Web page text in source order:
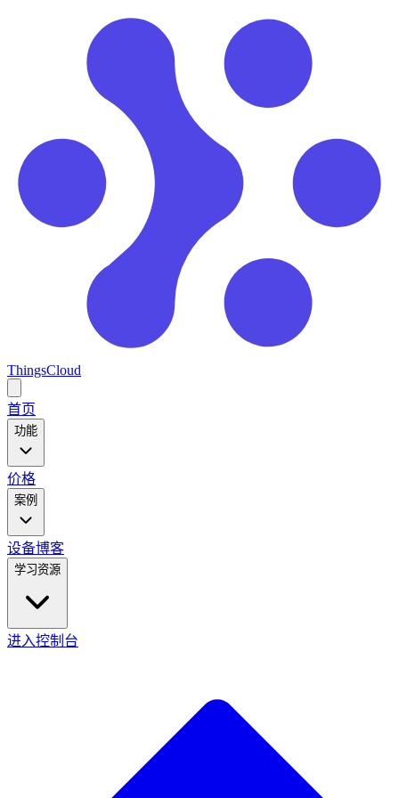
ThingsCloud
main
menu
首页
功能
价格
案例
设备博客
学习资源
进入控制台